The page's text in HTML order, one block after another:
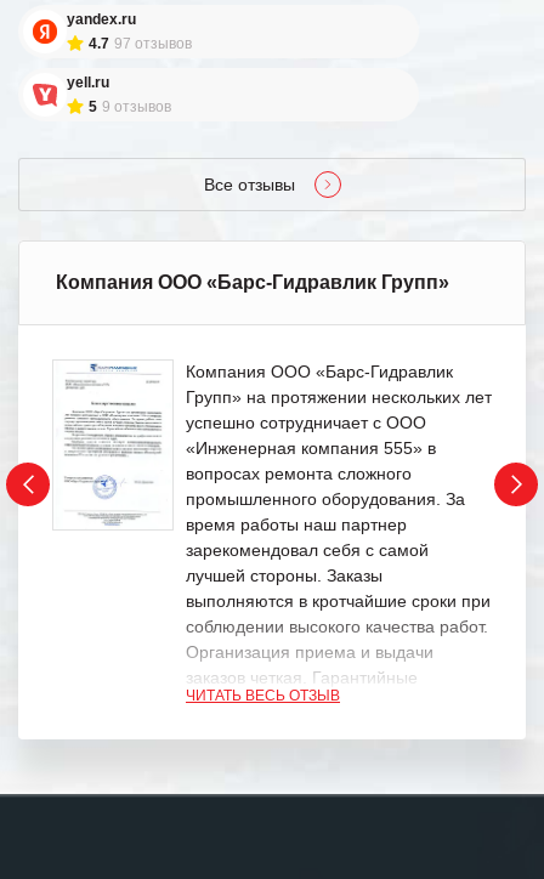
yandex.ru
4.7 97 отзывов
yell.ru
5 9 отзывов
Все отзывы
Компания ООО «Барс-Гидравлик Групп»
Компания ООО «Барс-Гидравлик
Групп» на протяжении нескольких лет
успешно сотрудничает с ООО
«Инженерная компания 555» в
вопросах ремонта сложного
промышленного оборудования. За
время работы наш партнер
зарекомендовал себя с самой
лучшей стороны. Заказы
выполняются в кротчайшие сроки при
соблюдении высокого качества работ.
Организация приема и выдачи
заказов четкая. Гарантийные
обязательства выполняются в
ЧИТАТЬ ВЕСЬ ОТЗЫВ